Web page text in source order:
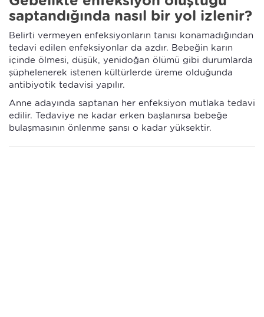
saptandığında nasıl bir yol izlenir?
Belirti vermeyen enfeksiyonların tanısı konamadığından
tedavi edilen enfeksiyonlar da azdır. Bebeğin karın
içinde ölmesi, düşük, yenidoğan ölümü gibi durumlarda
şüphelenerek istenen kültürlerde üreme olduğunda
antibiyotik tedavisi yapılır.
Anne adayında saptanan her enfeksiyon mutlaka tedavi
edilir. Tedaviye ne kadar erken başlanırsa bebeğe
bulaşmasının önlenme şansı o kadar yüksektir.